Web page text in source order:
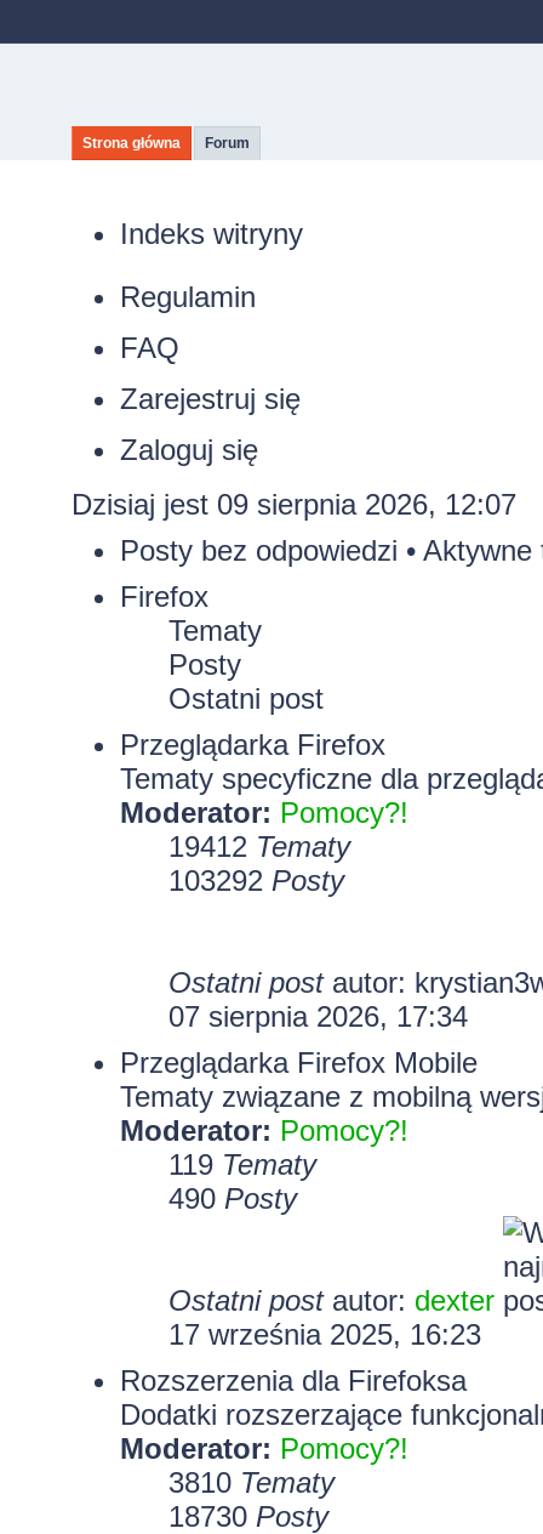
Strona główna Forum
Indeks witryny
Regulamin
FAQ
Zarejestruj się
Zaloguj się
Dzisiaj jest 09 sierpnia 2026, 12:07
Posty bez odpowiedzi • Aktywne
Firefox
Tematy
Posty
Ostatni post
Przeglądarka Firefox
Tematy specyficzne dla
Moderator: Pomocy?!
19412 Tematy
103292 Posty
Ostatni postautor:
07 sierpnia 2026, 17:34
Przeglądarka Firefox Mobile
Tematy związane z mobilną
Moderator: Pomocy?!
119 Tematy
490 Posty
Ostatni postautor: dexter
17 września 2025, 16:23
Rozszerzenia dla Firefoksa
Dodatki rozszerzające
Moderator: Pomocy?!
3810 Tematy
18730 Posty